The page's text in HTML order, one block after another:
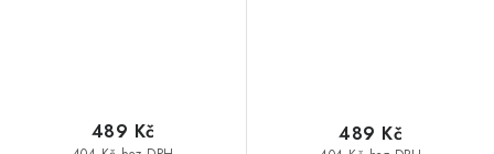
489 Kč 489 Kč